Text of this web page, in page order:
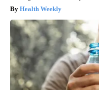
Health Weekly